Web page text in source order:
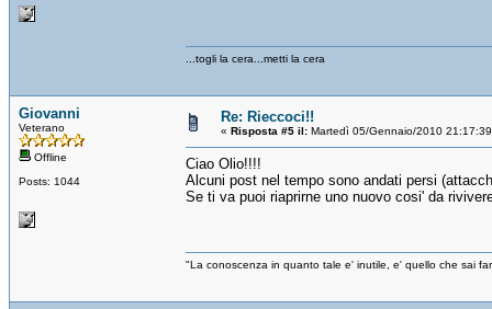
...togli la cera...metti la cera
Giovanni
Veterano
Offline
Posts: 1044
Re: Rieccoci!!
« Risposta #5 il: Martedì 05/Gennaio/2010
Ciao Olio!!!!
Alcuni post nel tempo sono andati persi
Se ti va puoi riaprirne uno nuovo cosi' da
"La conoscenza in quanto tale e' inutile, e' quello che sai